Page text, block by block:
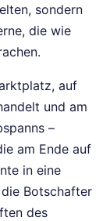
sondern
die wie
auf
und am
–
am Ende auf
in eine
Botschafter
des